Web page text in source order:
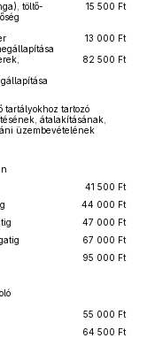
töltő-
15 500 Ft
13 000 Ft
82 500 Ft
tartozó
átalakításának,
üzembevételének
41 500 Ft
44 000 Ft
47 000 Ft
67 000 Ft
95 000 Ft
55 000 Ft
64 500 Ft